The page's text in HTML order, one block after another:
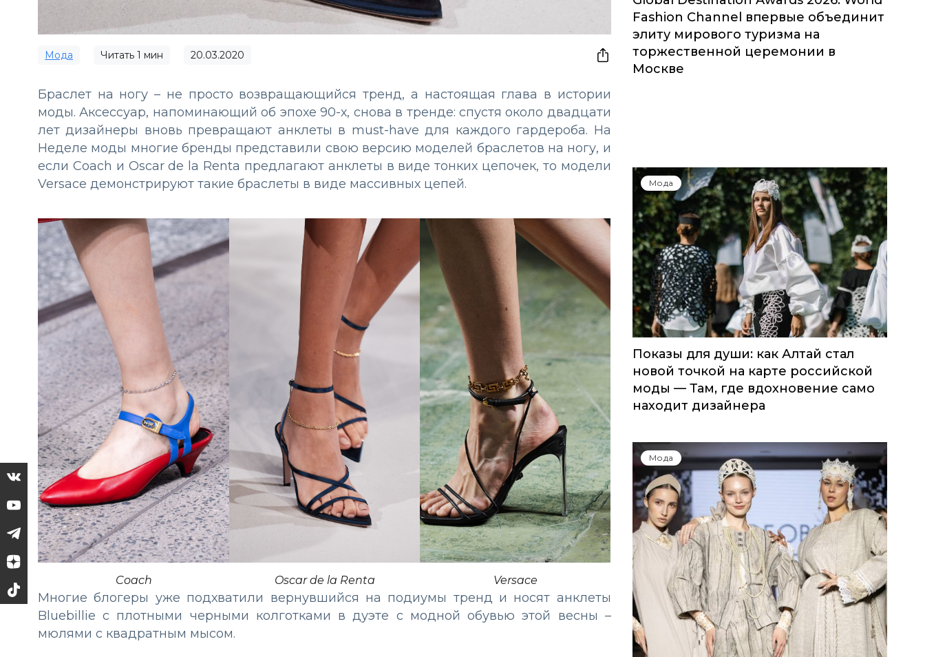
Мода Читать 1 мин 20.03.2020
Браслет на ногу – не просто возвращающийся тренд, а настоящая глава в истории
моды. Аксессуар, напоминающий об эпохе 90-х, снова в тренде: спустя около двадцати
лет дизайнеры вновь превращают анклеты в must-have для каждого гардероба. На
Неделе моды многие бренды представили свою версию моделей браслетов на ногу, и
если Coach и Oscar de la Renta предлагают анклеты в виде тонких цепочек, то модели
Versace демонстрируют такие браслеты в виде массивных цепей.
Coach Oscar de la Renta Versace
Многие блогеры уже подхватили вернувшийся на подиумы тренд и носят анклеты
Bluebillie с плотными черными колготками в дуэте с модной обувью этой весны –
мюлями с квадратным мысом.
Fashion Channel впервые объединит
элиту мирового туризма на
торжественной церемонии в
Москве
Мода
Показы для души: как Алтай стал
новой точкой на карте российской
моды — Там, где вдохновение само
находит дизайнера
Мода